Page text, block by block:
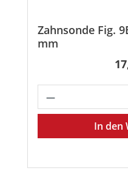
Zahnsonde Fig.
mm
Produkt
In den